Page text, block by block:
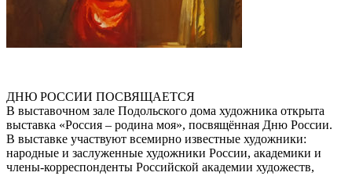
ДНЮ РОССИИ ПОСВЯЩАЕТСЯ
В выставочном зале Подольского дома художника открыта
выставка «Россия – родина моя», посвящённая Дню России.
В выставке участвуют всемирно известные художники:
народные и заслуженные художники России, академики и
члены-корреспонденты Российской академии художеств,